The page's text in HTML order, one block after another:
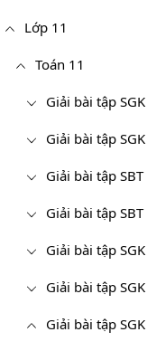
Lớp 11
Toán 11
Giải bài tập
Giải bài tập
Giải bài tập
Giải bài tập
Giải bài tập
Giải bài tập
Giải bài tập